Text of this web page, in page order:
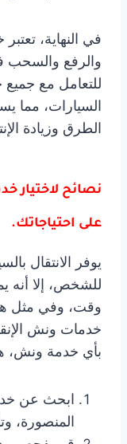
في النهاية،
والرفع والسحب
للتعامل مع
السيارات، مما
الطرق وزيادة
نصائح لاختيار
على احتياجاتك.
يوفر الانتقال
للشخص، إلا
وقت، وفي مثل
خدمات ونش
بأي خدمة ونش،
ابحث عن
المنصورة،